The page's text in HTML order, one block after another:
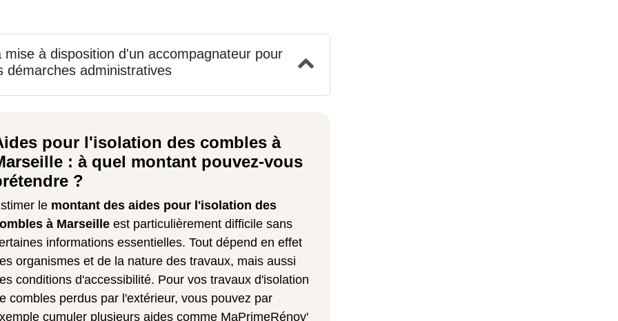
mise à disposition d'un accompagnateur pour
démarches administratives
pour l'isolation des combles à
: à quel montant pouvez-vous
?
le montant des aides pour l'isolation des
à Marseille est particulièrement difficile sans
informations essentielles. Tout dépend en effet
organismes et de la nature des travaux, mais aussi
conditions d'accessibilité. Pour vos travaux d'isolation
combles perdus par l'extérieur, vous pouvez par
cumuler plusieurs aides comme MaPrimeRénov'